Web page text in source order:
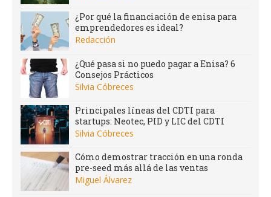
¿Por qué la financiación de enisa para
emprendedores es ideal?
Redacción
¿Qué pasa si no puedo pagar a Enisa? 6
Consejos Prácticos
Silvia Cóbreces
Principales líneas del CDTI para
startups: Neotec, PID y LIC del CDTI
Silvia Cóbreces
Cómo demostrar tracción en una ronda
pre-seed más allá de las ventas
Miguel Álvarez